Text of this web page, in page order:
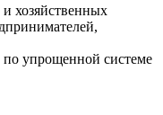
и хозяйственных
по упрощенной системе